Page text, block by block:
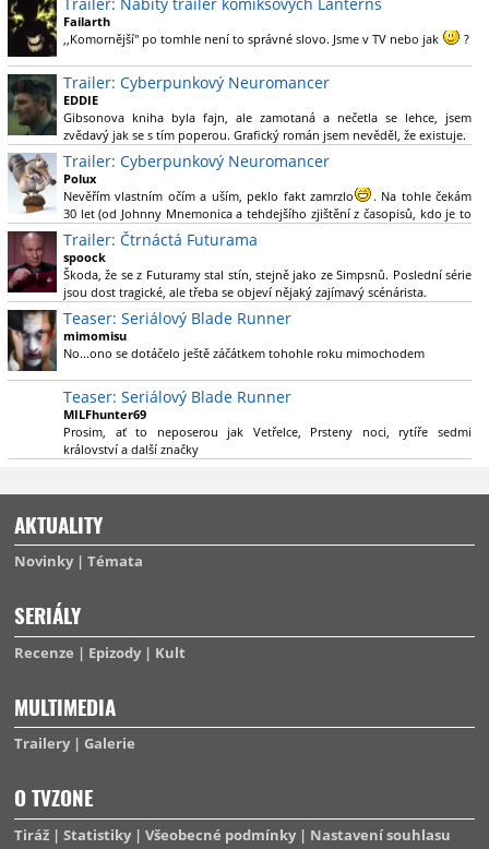
Green Lanterna s Ryanem Reynoldsem.´´ Co je na tom
nesrozumitelného?
Failarth
,,Komornější" po tomhle není to správné slovo. Jsme v TV nebo jak
?
Nebál bych se říct, že to vypadá skvěle jak po stránce kvantity materiálu,
tak i formou.
Výběr Ulricha Tomsena pro mě velké překvapení a velmi zajímavá volba
bravo.
Chandler je lepší a lepší s každou novou scénou.
Komiksy to mají ted´těžké, paradoxně tomu škodí to všechno kolem
(DC nebo MCU to je buřt) , ale nezasloužilo by si to zářez jen kvůli tomu.
Držím tomu palce.
Trailer: Cyberpunkový Neuromancer
EDDIE
Gibsonova kniha byla fajn, ale zamotaná a nečetla se lehce, jsem
zvědavý jak se s tím poperou. Grafický román jsem nevěděl, že existuje.
Trailer: Cyberpunkový Neuromancer
Polux
Nevěřím vlastním očím a uším, peklo fakt zamrzlo
. Na tohle čekám
30 let (od Johnny Mnemonica a tehdejšího zjištění z časopisů, kdo je to
Gibson a co je jeho debutová kniha zač), přičemž 25 let (od Matrixu,
který pojem cyberpunk dostal do povědomí i obyčejného diváka a
nikoliv fanouška žánru) marně doufám, že si po řadě "duchovních
nástupců", kteří přišli poté (Ghost In The Shell, Alita: Battle Angel,
Altered Carbon, Blade Runner 2049, Cyberpunk 2077, atd.), někdo
konečně vzpomene i na bibli cyberpunku, se kterou to všechno začalo.
Teď už nezbývá nic jiného než se tiše modlit a doufat, že to bude stát za
to
. Plus kudos za sázku na seriál a nikoliv film, snad tvůrci tu
Trailer: Čtrnáctá Futurama
spoock
Škoda, že se z Futuramy stal stín, stejně jako ze Simpsnů. Poslední série
jsou dost tragické, ale třeba se objeví nějaký zajímavý scénárista.
Nedávno začala vycházet nová řada Ricka a Mortyho a já z úžasem zjistil,
že se na to dá opět koukat.
Teaser: Seriálový Blade Runner
mimomisu
No...ono se dotáčelo ještě záčátkem tohohle roku mimochodem
Teaser: Seriálový Blade Runner
MILFhunter69
Prosim, ať to neposerou jak Vetřelce, Prsteny noci, rytíře sedmi
království a další značky
AKTUALITY
Novinky Témata
SERIÁLY
Recenze Epizody Kult
MULTIMEDIA
Trailery Galerie
O TVZONE
Tiráž Statistiky Všeobecné podmínky Nastavení souhlasu